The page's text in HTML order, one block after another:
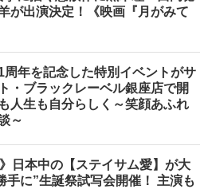
が出演決定！《映画『月がみて
周年を記念した特別イベントがサ
・ブラックレーベル銀座店で開
生も自分らしく～笑顔あふれ
～
》日本中の【ステイサム愛】が大
手に”生誕祭試写会開催！ 主演も